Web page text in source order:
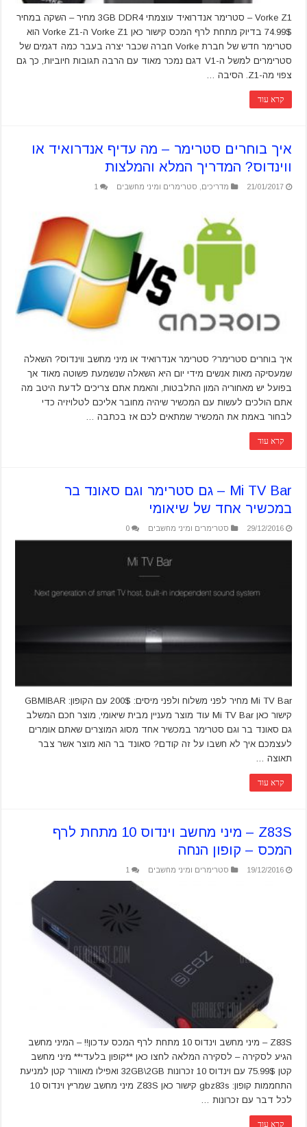
Vorke Z1 – סטרימר אנדרואיד עוצמתי 3GB DDR4 מחיר – השקה במחיר
74.99$ בדיוק מתחת לרף המכס קישור כאן Vorke Z1 ה-Vorke Z1 הוא
סטרימר חדש של חברת Vorke חברה שכבר יצרה בעבר כמה דגמים של
סטרימרים למשל ה-V1 דגם נמכר מאוד עם הרבה תגובות חיוביות, כך גם
צפוי מה-Z1. הסיבה …
קרא עוד
איך בוחרים סטרימר – מה עדיף אנדרואיד או
ווינדוס? המדריך המלא והמלצות
21/01/2017 מדריכים סטרימרים ומיני מחשבים 1
איך בוחרים סטרימר? סטרימר אנדרואיד או מיני מחשב ווינדוס? השאלה
שמעסיקה מאות אנשים מידי יום היא השאלה שנשמעת פשוטה מאוד אך
בפועל יש מאחוריה המון התלבטות, והאמת אתם צריכים לדעת היטב מה
אתם הולכים לעשות עם המכשיר שיהיה מחובר אליכם לטלויזיה כדי
לבחור באמת את המכשיר שמתאים לכם אז בכתבה …
קרא עוד
Mi TV Bar – גם סטרימר וגם סאונד בר
במכשיר אחד של שיאומי
29/12/2016 סטרימרים ומיני מחשבים 0
Mi TV Bar מחיר לפני משלוח ולפני מיסים: 200$ עם הקופון: GBMIBAR
קישור כאן Mi TV Bar עוד מוצר מעניין מבית שיאומי, מוצר חכם המשלב
גם סאונד בר וגם סטרימר במכשיר אחד מסוג המוצרים שאתם אומרים
לעצמכם איך לא חשבו על זה קודם? סאונד בר הוא מוצר אשר צבר
תאוצה …
קרא עוד
Z83S – מיני מחשב וינדוס 10 מתחת לרף
המכס – קופון הנחה
19/12/2016 סטרימרים ומיני מחשבים 1
Z83S – מיני מחשב וינדוס 10 מתחת לרף המכס עדכון!! – המיני מחשב
הגיע לסקירה – לסקירה המלאה לחצו כאן **קופון בלעדי** מיני מחשב
קטן 75.99$ עם וינדוס 10 זכרונות 32GB\2GB ואפילו מאוורר קטן למניעת
התחממות קופון: gbz83s קישור כאן Z83S מיני מחשב שמריץ וינדוס 10
לכל דבר עם זכרונות …
קרא עוד